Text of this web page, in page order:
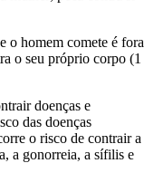
o homem comete é fora
o seu próprio corpo (1
doenças e
das doenças
o risco de contrair a
a gonorreia, a sífilis e